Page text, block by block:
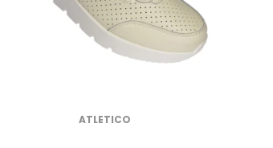
ATLETICO